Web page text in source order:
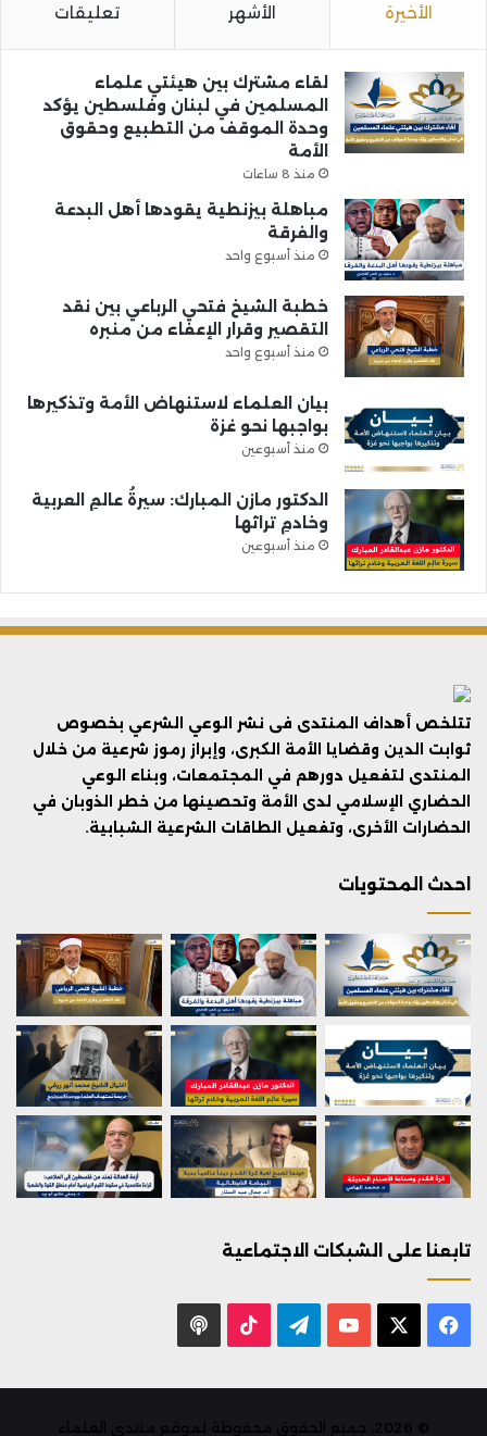
الأخيرة الأشهر تعليقات
لقاء مشترك بين هيئتي علماء
المسلمين في لبنان وفلسطين يؤكد
وحدة الموقف من التطبيع وحقوق
الأمة
منذ 8 ساعات
مباهلة بيزنطية يقودها أهل البدعة
والفرقة
منذ أسبوع واحد
خطبة الشيخ فتحي الرباعي بين نقد
التقصير وقرار الإعفاء من منبره
منذ أسبوع واحد
بيان العلماء لاستنهاض الأمة وتذكيرها
بواجبها نحو غزة
منذ أسبوعين
الدكتور مازن المبارك: سيرةُ عالمِ العربية
وخادمِ تراثها
منذ أسبوعين
تتلخص أهداف المنتدى فى نشر الوعي الشرعي بخصوص
ثوابت الدين وقضايا الأمة الكبرى، وإبراز رموز شرعية من خلال
المنتدى لتفعيل دورهم في المجتمعات، وبناء الوعي
الحضاري الإسلامي لدى الأمة وتحصينها من خطر الذوبان في
الحضارات الأخرى، وتفعيل الطاقات الشرعية الشبابية.
احدث المحتويات
تابعنا على الشبكات الاجتماعية
فيسبوك يوتيوب تيلقرام ‫TikTok
© 2026, جميع الحقوق محفوظة لموقع منتدى العلماء